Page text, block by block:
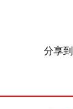
分享到